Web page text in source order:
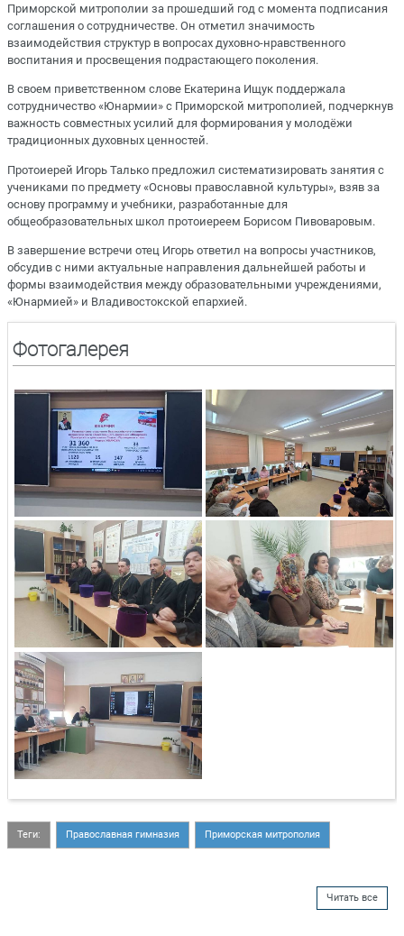
Приморской митрополии за прошедший год с момента подписания
соглашения о сотрудничестве. Он отметил значимость
взаимодействия структур в вопросах духовно-нравственного
воспитания и просвещения подрастающего поколения.
В своем приветственном слове Екатерина Ищук поддержала
сотрудничество «Юнармии» с Приморской митрополией, подчеркнув
важность совместных усилий для формирования у молодёжи
традиционных духовных ценностей.
Протоиерей Игорь Талько предложил систематизировать занятия с
учениками по предмету «Основы православной культуры», взяв за
основу программу и учебники, разработанные для
общеобразовательных школ протоиереем Борисом Пивоваровым.
В завершение встречи отец Игорь ответил на вопросы участников,
обсудив с ними актуальные направления дальнейшей работы и
формы взаимодействия между образовательными учреждениями,
«Юнармией» и Владивостокской епархией.
Фотогалерея
Теги: Православная гимназия Приморская митрополия
Читать все